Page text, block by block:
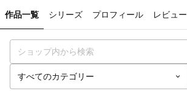
作品一覧 シリーズ プロフィール レビュー